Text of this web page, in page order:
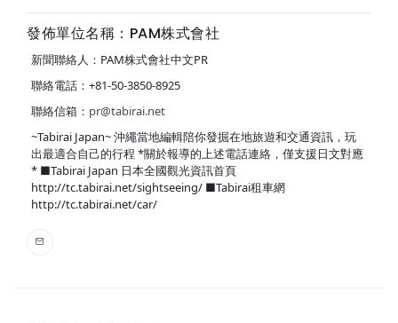
發佈單位名稱：PAM株式會社
新聞聯絡人：PAM株式會社中文PR
聯絡電話：+81-50-3850-8925
聯絡信箱： pr@tabirai.net
~Tabirai Japan~ 沖繩當地編輯陪你發掘在地旅遊和交通資訊，玩
出最適合自己的行程 *關於報導的上述電話連絡，僅支援日文對應
* ■Tabirai Japan 日本全國觀光資訊首頁
http://tc.tabirai.net/sightseeing/ ■Tabirai租車網
http://tc.tabirai.net/car/